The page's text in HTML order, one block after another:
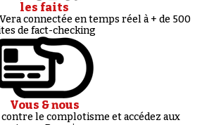
les faits
connectée en temps réel à + de 500
de fact-checking
Vous & nous
le complotisme et accédez aux